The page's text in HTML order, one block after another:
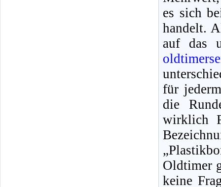
es sich
handelt.
auf das
für
die
wirklich
Oldtimer
keine